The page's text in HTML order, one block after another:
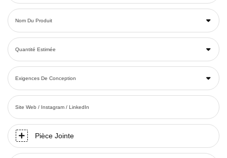
Nom Du Produit
Quantité Estimée
Exigences De Conception
Site Web / Instagram / LinkedIn
Pièce Jointe